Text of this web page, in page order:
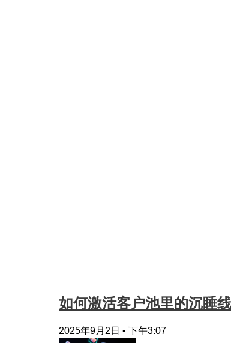
如何激活客户池里的沉睡
2025年9月2日 下午3:07